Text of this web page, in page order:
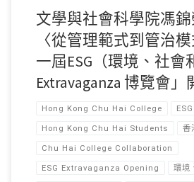
文學與社會科學院馮錦
〈從管理範式到管治
一屆ESG（環境、社會
Extravaganza 博覽會」
Hong Kong Chu Hai College ESG
Hong Kong Chu Hai Students 香
Chu Hai College Collaboration
ESG Extravaganza Opening 環境